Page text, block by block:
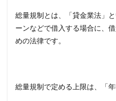
総量規制とは、「貸金業法」
ーンなどで借入する場合に、
めの法律です。
総量規制で定める上限は、「